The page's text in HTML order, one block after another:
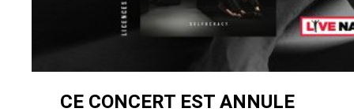
CE CONCERT EST ANNULE